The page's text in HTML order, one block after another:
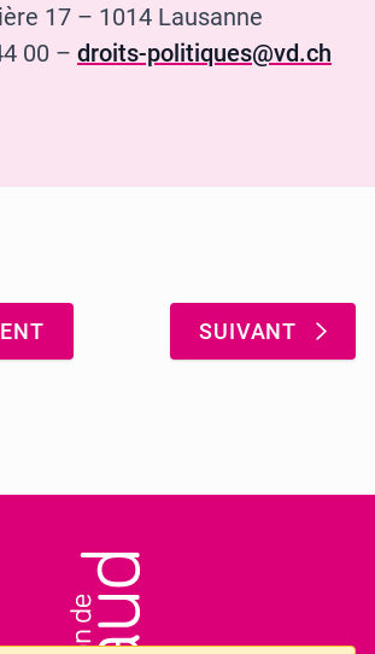
17 – 1014 Lausanne
00 – droits-politiques@vd.ch
: SUIVANT